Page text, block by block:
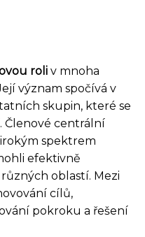
roli v mnoha
význam spočívá v
skupin, které se
Členové centrální
spektrem
efektivně
oblastí. Mezi
cílů,
pokroku a řešení